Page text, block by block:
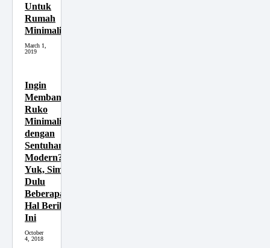
Untuk
Rumah
Minimalis
March 1,
2019
Ingin
Membangun
Ruko
Minimalis
dengan
Sentuhan
Modern?
Yuk, Simak
Dulu
Beberapa
Hal Berikut
Ini
October
4, 2018